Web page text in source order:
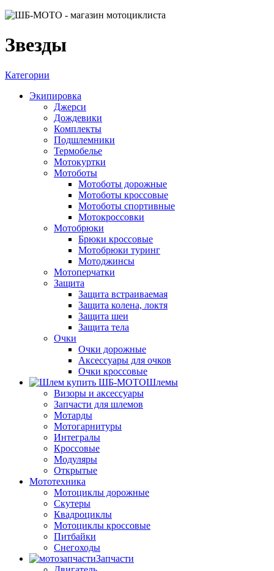
Звезды
Категории
Экипировка
Джерси
Дождевики
Комплекты
Подшлемники
Термобелье
Мотокуртки
Мотоботы
Мотоботы дорожные
Мотоботы кроссовые
Мотоботы спортивные
Мотокроссовки
Мотобрюки
Брюки кроссовые
Мотобрюки туринг
Мотоджинсы
Мотоперчатки
Защита
Защита встраиваемая
Защита колена, локтя
Защита шеи
Защита тела
Очки
Очки дорожные
Аксессуары для очков
Очки кроссовые
Шлемы
Визоры и аксессуары
Запчасти для шлемов
Мотарды
Мотогарнитуры
Интегралы
Кроссовые
Модуляры
Открытые
Мототехника
Мотоциклы дорожные
Скутеры
Квадроциклы
Мотоциклы кроссовые
Питбайки
Снегоходы
Запчасти